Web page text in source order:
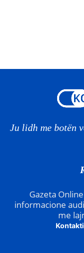
Ju lidh me botën
Gazeta
informacione
me